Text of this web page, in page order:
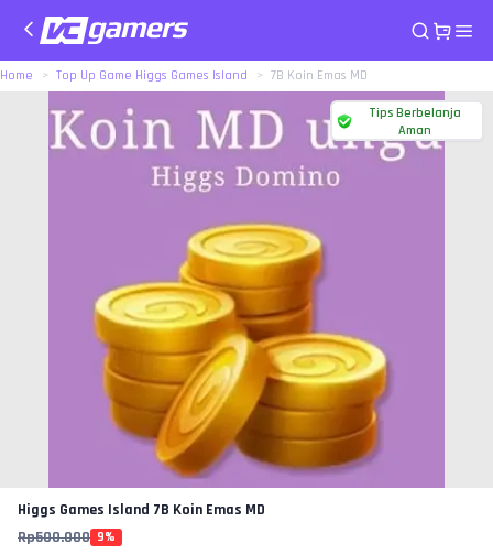
Home Top Up Game Higgs Games Island 7B Koin Emas MD
Tips Berbelanja
Aman
Higgs Games Island 7B Koin Emas MD
Rp500.000 9%